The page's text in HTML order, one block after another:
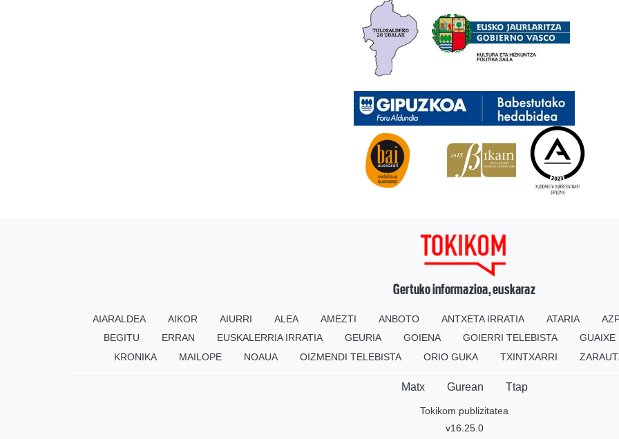
Gertuko informazioa, euskaraz
AIARALDEA AIKOR AIURRI ALEA AMEZTI ANBOTO ANTXETA IRRATIA ATARIA
BEGITU
ERRAN EUSKALERRIA IRRATIA GEURIA GOIENA GOIERRI TELEBISTA GUAIXE
KRONIKA
MAILOPE NOAUA OIZMENDI TELEBISTA ORIO GUKA TXINTXARRI
Matx Gurean Ttap
Tokikom publizitatea
v16.25.0